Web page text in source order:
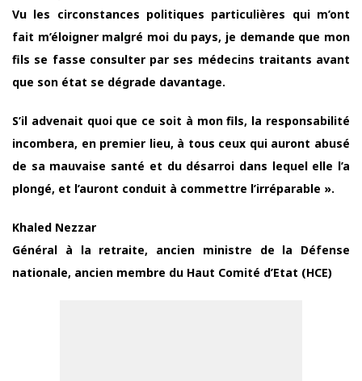
Vu les circonstances politiques particulières qui m’ont
fait m’éloigner malgré moi du pays, je demande que mon
fils se fasse consulter par ses médecins traitants avant
que son état se dégrade davantage.
S’il advenait quoi que ce soit à mon fils, la responsabilité
incombera, en premier lieu, à tous ceux qui auront abusé
de sa mauvaise santé et du désarroi dans lequel elle l’a
plongé, et l’auront conduit à commettre l’irréparable ».
Khaled Nezzar
Général à la retraite, ancien ministre de la Défense
nationale, ancien membre du Haut Comité d’Etat (HCE)